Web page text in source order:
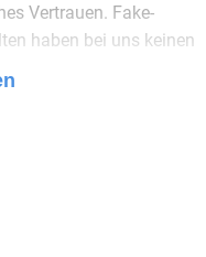
Vertrauen. Fake-
haben bei uns keinen
und eine